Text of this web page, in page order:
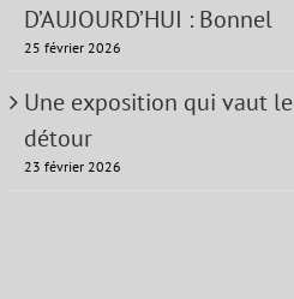
D’AUJOURD’HUI : Bonnel
25 février 2026
Une exposition qui vaut le
détour
23 février 2026